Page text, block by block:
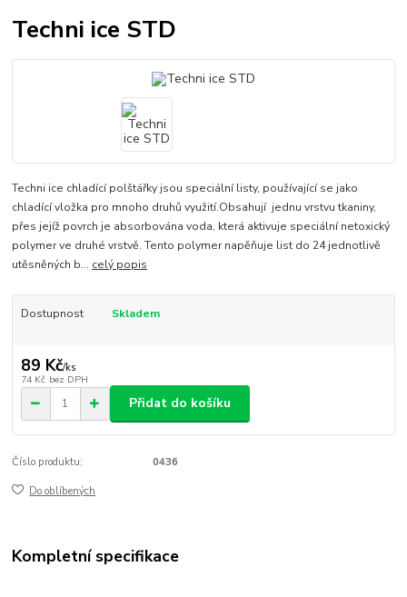
Techni ice STD
Techni ice chladící polštářky jsou speciální listy, používající se jako
chladící vložka pro mnoho druhů využití.Obsahují jednu vrstvu tkaniny,
přes jejíž povrch je absorbována voda, která aktivuje speciální netoxický
polymer ve druhé vrstvě. Tento polymer napěňuje list do 24 jednotlivě
utěsněných b... celý popis
Dostupnost Skladem
89 Kč/ks
74 Kč bez DPH
Přidat do košíku
Číslo produktu: 0436
Do oblíbených
Kompletní specifikace